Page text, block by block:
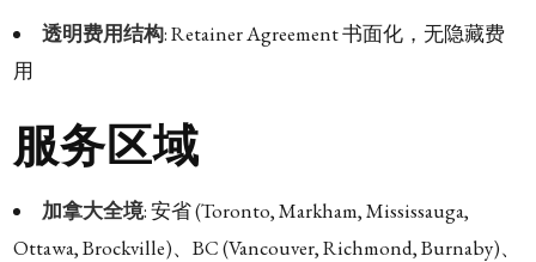
透明费用结构: Retainer Agreement 书面化，无隐藏费
用
服务区域
加拿大全境: 安省 (Toronto, Markham, Mississauga,
Ottawa, Brockville)、BC (Vancouver, Richmond, Burnaby)、